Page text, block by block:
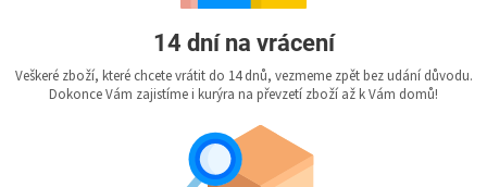
14 dní na vrácení
Veškeré zboží, které chcete vrátit do 14 dnů, vezmeme zpět bez udání důvodu.
Dokonce Vám zajistíme i kurýra na převzetí zboží až k Vám domů!